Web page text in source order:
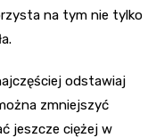
na tym nie tylko
odstawiaj
zmniejszyć
jeszcze ciężej w